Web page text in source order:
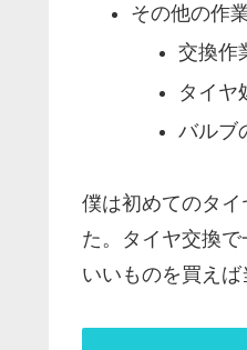
その他の作
交換作
タイヤ
バルブ
僕は初めてのタ
た。タイヤ交換
いいものを買えば